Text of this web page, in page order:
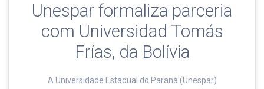
Unespar formaliza parceria
com Universidad Tomás
Frías, da Bolívia
A Universidade Estadual do Paraná (Unespar)